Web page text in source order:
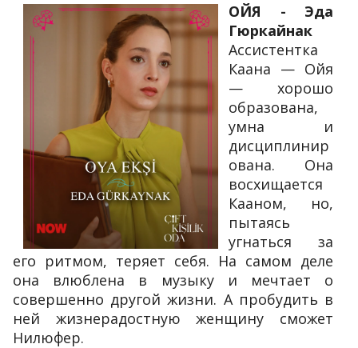
ОЙЯ - Эда
Гюркайнак
Ассистентка
Каана — Ойя
— хорошо
образована,
умна и
дисциплинир
ована. Она
восхищается
Кааном, но,
пытаясь
угнаться за
его ритмом, теряет себя. На самом деле
она влюблена в музыку и мечтает о
совершенно другой жизни. А пробудить в
ней жизнерадостную женщину сможет
Нилюфер.